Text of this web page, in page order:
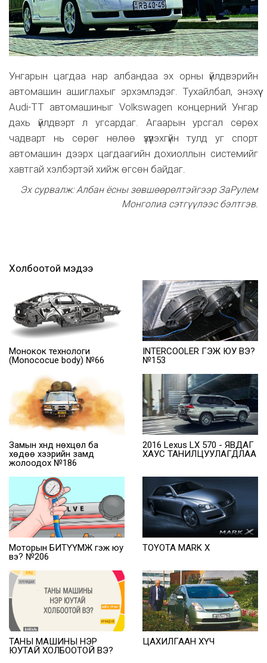
Унгарын цагдаа нар албандаа эх орны үйлдвэрийн
автомашин ашиглахыг эрхэмлэдэг. Тухайлбал, энэхүү
Audi-TT автомашиныг Volkswagen концерний Унгар
дахь үйлдвэрт л угсардаг. Агаарын урсгал сөрөх
чадварт нь сөрөг нөлөө үзүүлэхгүйн тулд уг спорт
автомашин дээрх цагдаагийн дохиоллын системийг
хавтгай хэлбэртэй хийж өгсөн байдаг.
Эх сурвалж: Албан ёсны зөвшөөрөлтэйгээр ЗаРулем
Монголиа сэтгүүлээс бэлтгэв.
Холбоотой мэдээ
Монокок технологи
(Monococue body) №66
INTERCOOLER ГЭЖ ЮУ ВЭ?
№153
Замын хүнд нөхцөл ба
хөдөө хээрийн замд
жолоодох №186
2016 Lexus LX 570 - ЯВДАГ
ХАУС ТАНИЛЦУУЛАГДЛАА
Моторын БИТҮҮМЖ гэж юу
вэ? №206
TOYOTA MARK X
ТАНЫ МАШИНЫ НЭР
ЮУТАЙ ХОЛБООТОЙ ВЭ?
ЦАХИЛГААН ХҮЧ